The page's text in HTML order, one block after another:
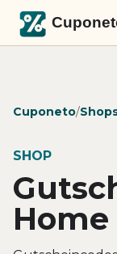
Cuponeto/
SHOP
Home